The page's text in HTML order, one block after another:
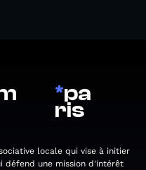
*pa
ris
locale qui vise à initier
défend une mission d'intérêt